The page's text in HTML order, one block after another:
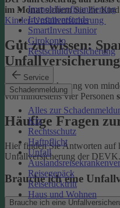
Immobilienfinanzierung
Investmentfonds
SmartInvest Junior
Girokonto
Restschuldversicherung
Service
Schadenmeldung
Alles zur
Kfz
Rechtsschutz
Haftpflicht
Unfall
Reisegepäck
Reiserücktritt
Haus und Wohnen
im Monatsichern Sie Ihr Kind
Kinder-Unfallversicherung
Gut zu wissen:
Unfallversicherung
Bei der Versicherung von
von mindestens vier Personen
Häufige Fragen
Hier finden Sie Antworten auf
Unfallversicherung der DEVK.
Brauche ich eine
Brauche ich eine